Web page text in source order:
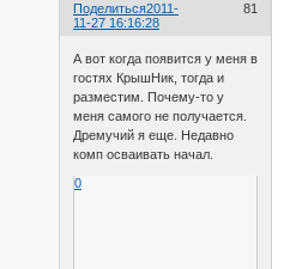
Поделиться 81
2011-
11-27 16:16:28
А вот когда появится у меня в
гостях КрышНик, тогда и
разместим. Почему-то у
меня самого не получается.
Дремучий я еще. Недавно
комп осваивать начал.
0